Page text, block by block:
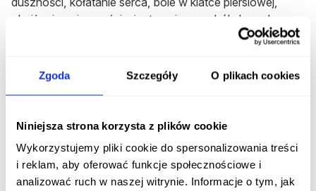
Zgoda Szczegóły O plikach cookies
Niniejsza strona korzysta z plików cookie
Wykorzystujemy pliki cookie do spersonalizowania treści
i reklam, aby oferować funkcje społecznościowe i
analizować ruch w naszej witrynie. Informacje o tym, jak
obniżenie pojemności minutowej serca, bóle brzucha,
euforia, pobudzenie, depresja, omamy, koszmary nocne,
upośledzenie mowy.
Podczas stosowania farmaceutyku Baclofen mogą
hipotonia mięśni, drgawki, rozszerzenie naczyń
obwodowych, niedociśnienie, bradykardia, obniżenie
temperatury ciała, nadmierne wydzielanie śliny i
zwiększenie aktywności parametrów wątrobowych. W